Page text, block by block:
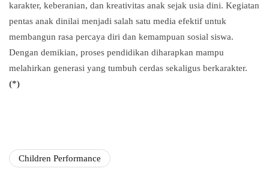
karakter, keberanian, dan kreativitas anak sejak usia dini. Kegiatan
pentas anak dinilai menjadi salah satu media efektif untuk
membangun rasa percaya diri dan kemampuan sosial siswa.
Dengan demikian, proses pendidikan diharapkan mampu
melahirkan generasi yang tumbuh cerdas sekaligus berkarakter.
(*)
Children Performance